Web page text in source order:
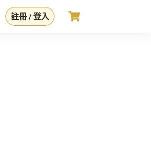
註冊 / 登入